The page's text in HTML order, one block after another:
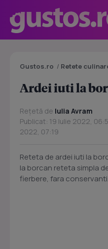
Gustos.ro / Retete
Ardei iuti la
Rețetă de Iulia Avram
Publicat: 19 Iulie 2022,
2022, 07:19
Reteta de ardei iuti la
la borcan reteta simpla
fierbere, fara conservanti.